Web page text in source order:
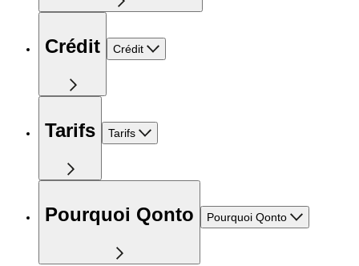
Crédit Crédit
Tarifs Tarifs
Pourquoi Qonto Pourquoi Qonto